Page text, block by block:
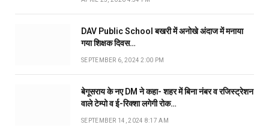
DAV Public School बखरी में अनोखे अंदाज में मनाया
गया शिक्षक दिवस…
SEPTEMBER 6, 2024 2:00 PM
बेगूसराय के नए DM ने कहा- शहर में बिना नंबर व रजिस्ट्रेशन
वाले टेम्पो व ई-रिक्शा लगेगी रोक…
SEPTEMBER 14, 2024 8:17 AM